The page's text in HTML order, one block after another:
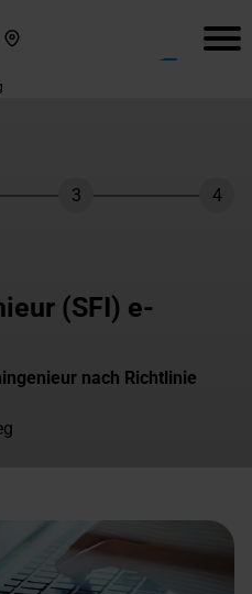
Schritt
3 4
(SFI) e-
nach Richtlinie